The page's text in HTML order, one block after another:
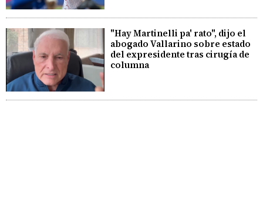
"Hay Martinelli pa' rato", dijo el
abogado Vallarino sobre estado
del expresidente tras cirugía de
columna